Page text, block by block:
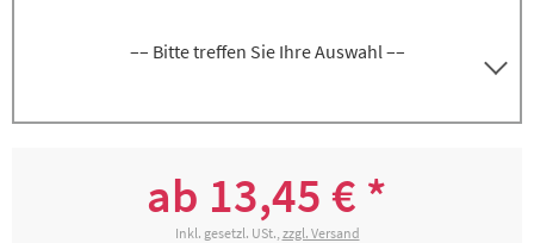
–– Bitte treffen Sie Ihre Auswahl ––
ab 13,45 € *
Inkl. gesetzl. USt., zzgl. Versand